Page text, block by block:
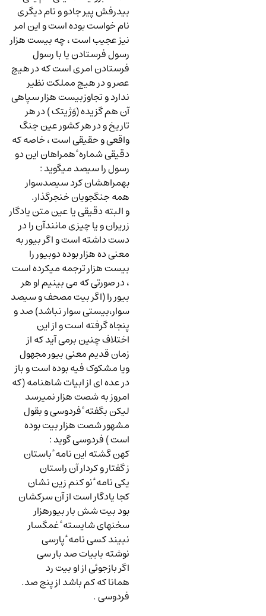
بیدرفش پیر جادو و نام دیگری
نام خواست بوده است و این امر
نیز عجیب است ، چه بیست هزار
رسول فرستادن یا با رسول
فرستادن امری است که در هیچ
عصر و در هیچ مملکت نظیر
ندارد و تجاوزبیست هزار سپاهی
آن هم گزیده (وَژیتک ) در هر
تاریخ و در هر کشور عین جنگ
واقعی و حقیقی است ، خاصه که
دقیقی شماره ٔ همراهان این دو
رسول را سیصد میگوید:
بهمراهشان کرد سیصدسوار
همه جنگجویان خنجرگذار.
و البته دقیقی یا عین متن یادگار
زریران و یا چیزی مانندآن را در
دست داشته است و اگر بیور به
معنی ده هزار بوده دوبیور را
بیست هزار ترجمه میکرده است
، در صورتی که می بینیم او هر
بیور را (اگر بیت مصحف و سیصد
سوار،بیستی سوار نباشد) صد و
پنجاه گرفته است و از این
اختلاف چنین برمی آید که از
زمان قدیم معنی بیور مجهول
ویا مشکوک فیه بوده است و باز
در عده ای از ابیات شاهنامه (که
امروز به شصت هزار نمیرسد
لیکن بگفته ٔ فردوسی و بقول
مشهور شصت هزار بیت بوده
است ) فردوسی گوید:
کهن گشته این نامه ٔ باستان
ز گفتار و کردار آن راستان
یکی نامه ٔ نو کنم زین نشان
کجا یادگار است از آن سرکشان
بود بیت شش بار بیورهزار
سخنهای شایسته ٔ غمگسار
نبیند کسی نامه ٔ پارسی
نوشته بابیات صد بار سی
اگر بازجوئی از او بیت رد
همانا که کم باشد از پنج صد.
فردوسی .